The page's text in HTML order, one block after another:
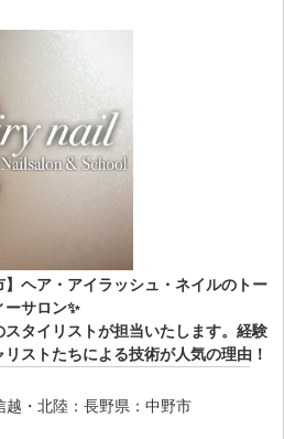
します
】ヘア・アイラッシュ・ネイルのトー
ーサロン✨
スタイリストが担当いたします。経験
ストたちによる技術が人気の理由！
越・北陸：長野県：中野市